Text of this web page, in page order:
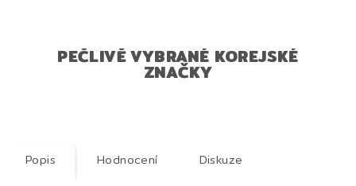
PEČLIVĚ VYBRANÉ KOREJSKÉ
ZNAČKY
Popis Hodnocení Diskuze